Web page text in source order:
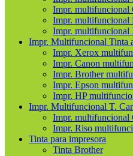
Impr. multifuncional
Impr. multifuncional
Impr. multifuncional
Impr. Multifuncional Tinta
Impr. Xerox
Impr. Canon
Impr. Brother
Impr. Epson
Impr. HP
Impr. Multifuncional T.
Impr. multifuncional
Impr. Riso
Tinta para impresora
Tinta Brother